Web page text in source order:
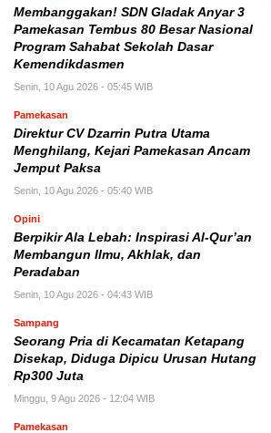
Membanggakan! SDN Gladak Anyar 3
Pamekasan Tembus 80 Besar Nasional
Program Sahabat Sekolah Dasar
Kemendikdasmen
Senin, 10 Agu 2026 - 05:45 WIB
Pamekasan
Direktur CV Dzarrin Putra Utama
Menghilang, Kejari Pamekasan Ancam
Jemput Paksa
Senin, 10 Agu 2026 - 05:40 WIB
Opini
Berpikir Ala Lebah: Inspirasi Al-Qur’an
Membangun Ilmu, Akhlak, dan
Peradaban
Senin, 10 Agu 2026 - 04:43 WIB
Sampang
Seorang Pria di Kecamatan Ketapang
Disekap, Diduga Dipicu Urusan Hutang
Rp300 Juta
Minggu, 9 Agu 2026 - 12:04 WIB
Pamekasan